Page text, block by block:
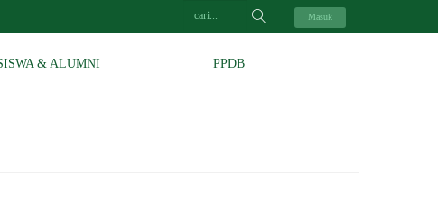
Masuk
& ALUMNI PPDB